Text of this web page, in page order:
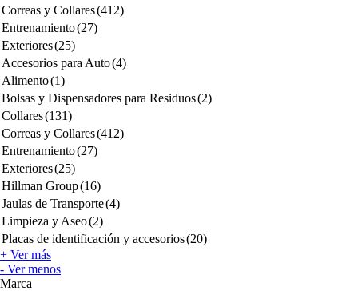
Correas y Collares(412)
Entrenamiento(27)
Exteriores(25)
Accesorios para Auto(4)
Alimento(1)
Bolsas y Dispensadores para Residuos(2)
Collares(131)
Correas y Collares(412)
Entrenamiento(27)
Exteriores(25)
Hillman Group(16)
Jaulas de Transporte(4)
Limpieza y Aseo(2)
Placas de identificación y accesorios(20)
+ Ver más
- Ver menos
Marca